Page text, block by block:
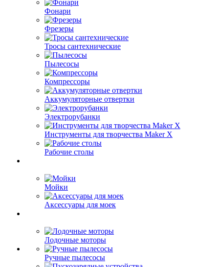
Фонари
Фрезеры
Тросы сантехнические
Пылесосы
Компрессоры
Аккумуляторные отвертки
Электрорубанки
Инструменты для творчества Maker X
Рабочие столы
Мойки
Аксессуары для моек
Лодочные моторы
Ручные пылесосы